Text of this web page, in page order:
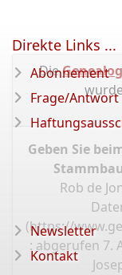
Die
Geben Sie
Rob de
(https://
: abgerufen 7.
Direkte Links ...
Abonnement
Frage/Antwort
Newsletter
Kontakt